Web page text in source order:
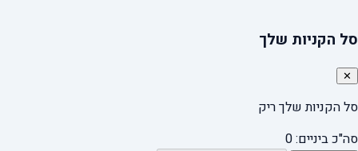
סל הקניות שלך
✕
סל הקניות שלך ריק
סה"כ ביניים:0